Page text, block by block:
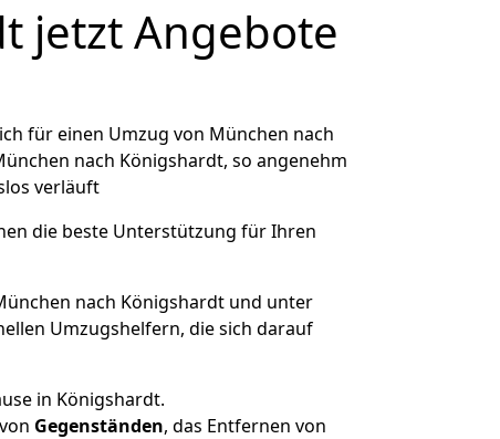
jetzt Angebote
für einen Umzug von München nach
nach Königshardt, so angenehm
verläuft
die beste Unterstützung für Ihren
nach Königshardt und unter
Umzugshelfern, die sich darauf
in Königshardt.
von Gegenständen, das Entfernen von